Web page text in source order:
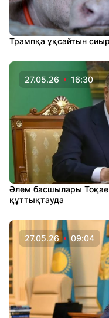
Трампқа ұқсайтын
27.05.26 16:30
Әлем басшылары
құттықтауда
27.05.26 09:04